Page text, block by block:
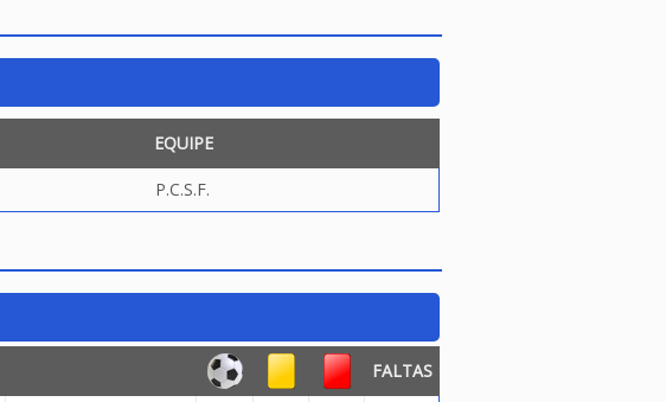
EQUIPE
P.C.S.F.
FALTAS